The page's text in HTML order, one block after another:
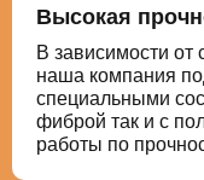
Высокая
В зависимости от
наша компания
специальными
фиброй так и с
работы по